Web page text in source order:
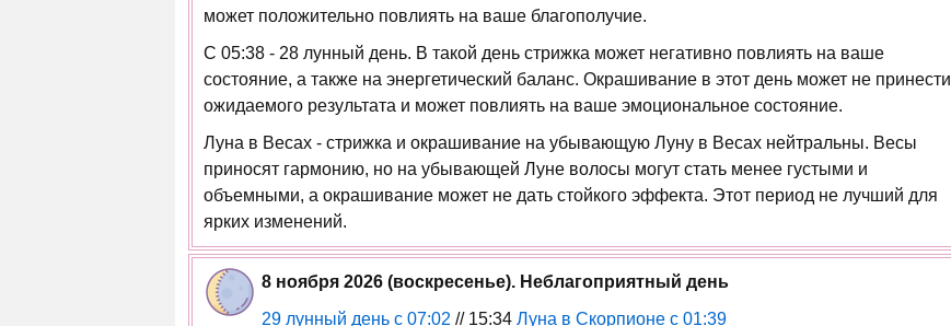
может положительно повлиять на ваше благополучие.
С 05:38 - 28 лунный день. В такой день стрижка может негативно повлиять на ваше
состояние, а также на энергетический баланс. Окрашивание в этот день может не принести
ожидаемого результата и может повлиять на ваше эмоциональное состояние.
Луна в Весах - стрижка и окрашивание на убывающую Луну в Весах нейтральны. Весы
приносят гармонию, но на убывающей Луне волосы могут стать менее густыми и
объемными, а окрашивание может не дать стойкого эффекта. Этот период не лучший для
ярких изменений.
8 ноября 2026 (воскресенье). Неблагоприятный день
29 лунный день с 07:02 // 15:34 Луна в Скорпионе с 01:39